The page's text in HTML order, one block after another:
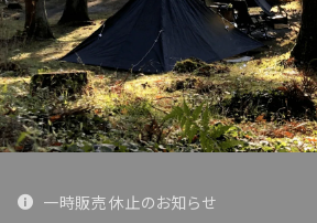
一時販売休止のお知らせ